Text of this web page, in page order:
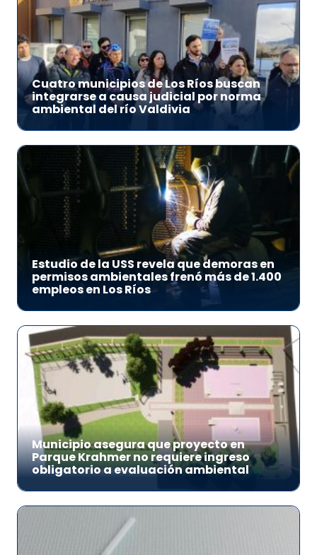
Cuatro municipios de Los Ríos buscan
integrarse a causa judicial por norma
ambiental del río Valdivia
Estudio de la USS revela que demoras en
permisos ambientales frenó más de 1.400
empleos en Los Ríos
Municipio asegura que proyecto en
Parque Krahmer no requiere ingreso
obligatorio a evaluación ambiental